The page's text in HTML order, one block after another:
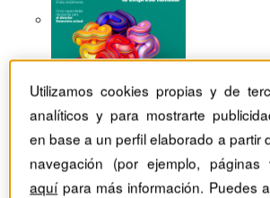
Utilizamos cookies propias y de
analíticos y para mostrarte
en base a un perfil elaborado a partir
navegación (por ejemplo, páginas
aquípara más información. Puedes